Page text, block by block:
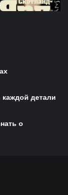
детали
о